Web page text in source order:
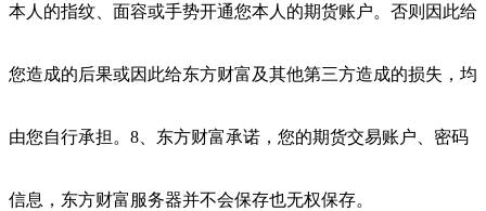
本人的指纹、面容或手势开通您本人的期货账户。否则因此给
您造成的后果或因此给东方财富及其他第三方造成的损失，均
由您自行承担。8、东方财富承诺，您的期货交易账户、密码
信息，东方财富服务器并不会保存也无权保存。